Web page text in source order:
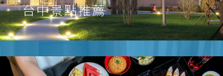
台中景點推薦